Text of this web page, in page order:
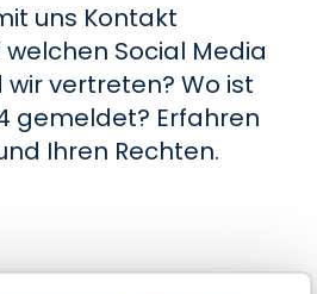
uns Kontakt
Social Media
vertreten? Wo ist
gemeldet? Erfahren
Ihren Rechten.